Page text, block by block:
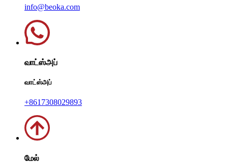
info@beoka.com
வாட்ஸ்அப்
வாட்ஸ்அப்
+8617308029893
மேல்